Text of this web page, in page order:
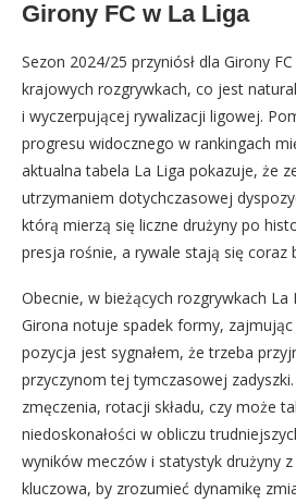
Girony FC w La Liga
Sezon 2024/25 przyniósł dla Girony
krajowych rozgrywkach, co jest
i wyczerpującej rywalizacji ligowej.
progresu widocznego w rankingach
aktualna tabela La Liga pokazuje, że
utrzymaniem dotychczasowej
którą mierzą się liczne drużyny po
presja rośnie, a rywale stają się coraz
Obecnie, w bieżących rozgrywkach La
Girona notuje spadek formy,
pozycja jest sygnałem, że trzeba
przyczynom tej tymczasowej
zmęczenia, rotacji składu, czy może
niedoskonałości w obliczu
wyników meczów i statystyk drużyny
kluczowa, by zrozumieć dynamikę